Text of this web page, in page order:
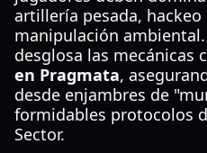
artillería pesada,
manipulación
desglosa las mecánicas
en Pragmata,
desde enjambres de
formidables protocolos
Sector.